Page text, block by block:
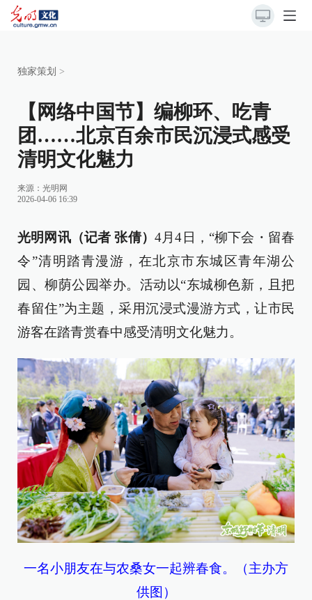
独家策划 >
【网络中国节】编柳环、吃青
团……北京百余市民沉浸式感受
清明文化魅力
来源： 光明网
2026-04-06 16:39
光明网讯（记者 张倩） 4月4日，“柳下会・留春
令”清明踏青漫游，在北京市东城区青年湖公
园、柳荫公园举办。活动以“东城柳色新，且把
春留住”为主题，采用沉浸式漫游方式，让市民
游客在踏青赏春中感受清明文化魅力。
一名小朋友在与农桑女一起辨春食。（主办方
供图）